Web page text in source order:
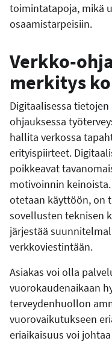
toimintatapoja, mikä
osaamistarpeisiin.
Verkko-
merkitys
Digitaalisessa
ohjauksessa
hallita verkossa
erityispiirteet.
poikkeavat
motivoinnin
otetaan käyttöön, on
sovellusten teknisen
järjestää
verkkoviestintään.
Asiakas voi olla
vuorokaudenaikaan
terveydenhuollon
vuorovaikutukseen
eriaikaisuus voi